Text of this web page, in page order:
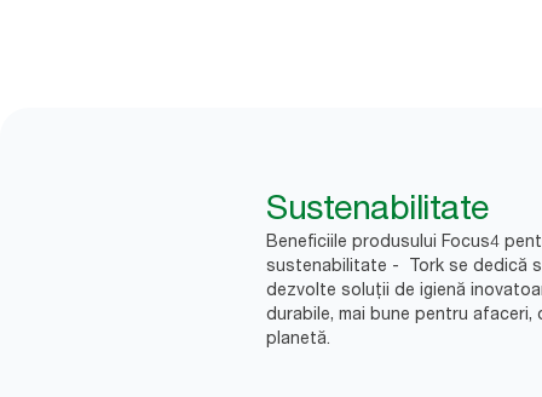
Sustenabilitate
Beneficiile produsului Focus4
sustenabilitate - Tork se dedică
dezvolte soluții de igienă
durabile, mai bune pentru afaceri,
planetă.